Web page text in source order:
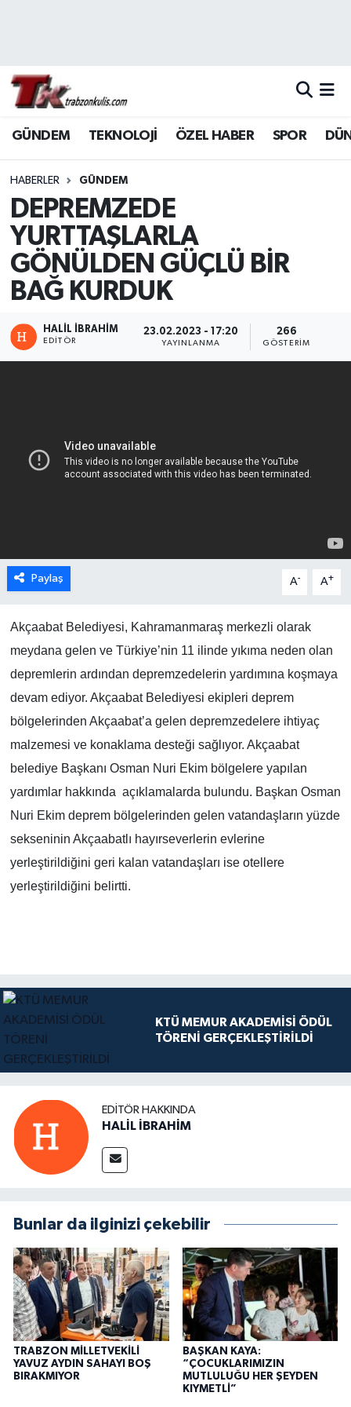
GÜNDEM TEKNOLOJİ ÖZEL HABER SPOR
HABERLER GÜNDEM
DEPREMZEDE
YURTTAŞLARLA
GÖNÜLDEN GÜÇLÜ BİR
BAĞ KURDUK
HALİL İBRAHİM
EDITÖR
23.02.2023 - 17:20
YAYINLANMA
266
GÖSTERIM
Paylaş A- A+
Akçaabat Belediyesi, Kahramanmaraş merkezli olarak
meydana gelen ve Türkiye’nin 11 ilinde yıkıma neden olan
depremlerin ardından depremzedelerin yardımına koşmaya
devam ediyor. Akçaabat Belediyesi ekipleri deprem
bölgelerinden Akçaabat’a gelen depremzedelere ihtiyaç
malzemesi ve konaklama desteği sağlıyor. Akçaabat
belediye Başkanı Osman Nuri Ekim bölgelere yapılan
yardımlar hakkında açıklamalarda bulundu. Başkan Osman
Nuri Ekim deprem bölgelerinden gelen vatandaşların yüzde
sekseninin Akçaabatlı hayırseverlerin evlerine
yerleştirildiğini geri kalan vatandaşları ise otellere
yerleştirildiğini belirtti.
KTÜ MEMUR AKADEMİSİ ÖDÜL
TÖRENİ GERÇEKLEŞTİRİLDİ
EDITÖR HAKKINDA
HALİL İBRAHİM
Bunlar da ilginizi çekebilir
TRABZON MİLLETVEKİLİ
YAVUZ AYDIN SAHAYI BOŞ
BIRAKMIYOR
BAŞKAN KAYA:
“ÇOCUKLARIMIZIN
MUTLULUĞU HER ŞEYDEN
KIYMETLİ”
Trabzon Hava Durumu
Trabzon Namaz Vakitleri
Trabzon Trafik Yoğunluk Haritası
Süper Lig Puan Durumu ve Fikstür
Tüm Manşetler
Son Dakika Haberleri
Haber Arşivi